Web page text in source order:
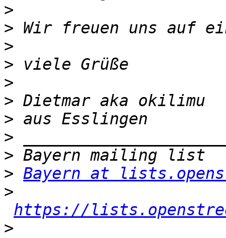
>
>
>
>
>
>
>
>
>
> Bayern at
>
https://
>